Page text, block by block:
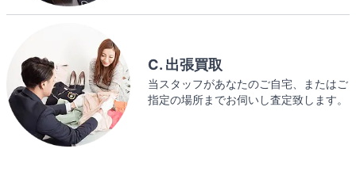
C. 出張買取
当スタッフがあなたのご自宅、またはご
指定の場所までお伺いし査定致します。